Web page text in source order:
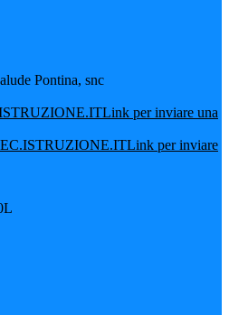
Pontina, snc
Link per inviare una
Link per inviare